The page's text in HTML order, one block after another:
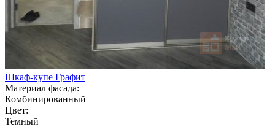
Шкаф-купе Графит
Материал фасада:
Комбинированный
Цвет:
Темный